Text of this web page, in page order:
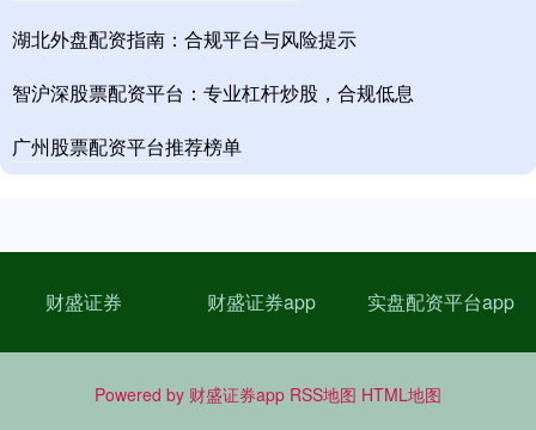
湖北外盘配资指南：合规平台与风险提示
智沪深股票配资平台：专业杠杆炒股，合规低息
广州股票配资平台推荐榜单
财盛证券 财盛证券app 实盘配资平台app
Powered by 财盛证券app RSS地图 HTML地图